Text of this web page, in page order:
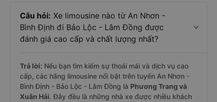
Câu hỏi: Xe limousine nào từ An Nhơn -
Bình Định đi Bảo Lộc - Lâm Đồng được
đánh giá cao cấp và chất lượng nhất?
Trả lời: Nếu bạn tìm kiếm sự thoải mái và dịch vụ cao
cấp, các hãng limousine nổi bật trên tuyến An Nhơn -
Bình Định - Bảo Lộc - Lâm Đồng là Phương Trang và
Xuân Hải. Đây đều là những nhà xe được nhiều khách